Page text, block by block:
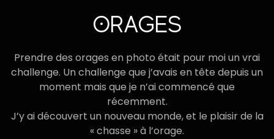
ORAGES
Prendre des orages en photo était pour moi un vrai
challenge. Un challenge que j’avais en tête depuis un
moment mais que je n’ai commencé que
récemment.
J’y ai découvert un nouveau monde, et le plaisir de la
« chasse » à l’orage.